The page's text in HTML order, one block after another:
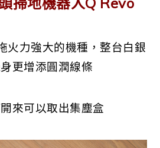
火力強大的機種，整台白銀
更增添圓潤線條
來可以取出集塵盒